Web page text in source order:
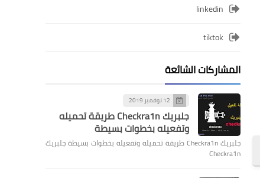
linkedin
tiktok
المشاركات الشائعة
12 نوفمبر 2019
جلبريك Checkra1n طريقة تحميله
وتفعيله بخطوات بسيطة
جلبريك Checkra1n طريقة تحميله وتفعيله بخطوات بسيطة جلبريك
Checkra1n